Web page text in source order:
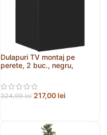
Dulapuri TV montaj pe
perete, 2 buc., negru,
324,99lei 217,00 lei